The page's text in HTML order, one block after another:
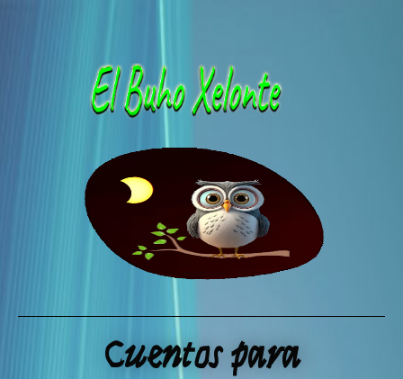
Cuentos para